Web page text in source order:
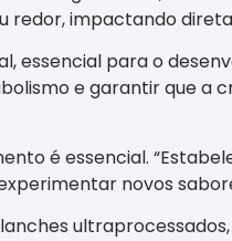
redor, impactando
essencial para o
e garantir que
é essencial.
novos